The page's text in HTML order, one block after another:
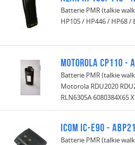
Batterie PMR (talkie
HP105 / HP446 / HP68 /
Motorola CP110 -
Batterie PMR (talkie
Motorola RDU2020
RLN6305A 6080384X65
Icom IC-E90 -
Batterie PMR (talkie